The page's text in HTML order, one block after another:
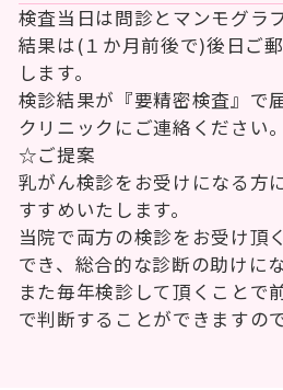
検査当日は問診とマンモグラ
結果は(１か月前後で)後日ご
します。
検診結果が『要精密検査』で
クリニックにご連絡ください。
☆ご提案
乳がん検診をお受けになる方
すすめいたします。
当院で両方の検診をお受け頂
でき、総合的な診断の助けにな
また毎年検診して頂くことで
で判断することができますの